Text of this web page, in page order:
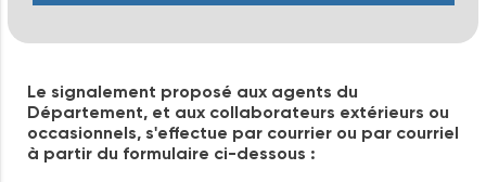
Le signalement proposé aux agents du
Département, et aux collaborateurs extérieurs ou
occasionnels, s'effectue par courrier ou par courriel
à partir du formulaire ci-dessous :